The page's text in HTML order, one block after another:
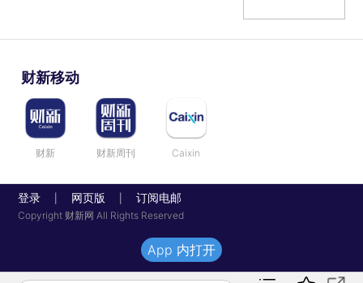
财新移动
财新 财新周刊 Caixin
登录 网页版 订阅电邮
Copyright 财新网 All Rights Reserved
App 内打开